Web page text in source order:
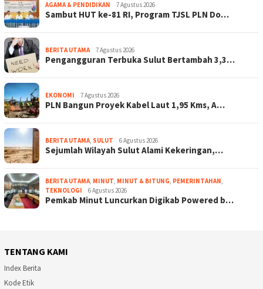
AGAMA & PENDIDIKAN 7 Agustus 2026
Sambut HUT ke-81 RI, Program TJSL PLN Do…
BERITA UTAMA 7 Agustus 2026
Pengangguran Terbuka Sulut Bertambah 3,3…
EKONOMI 7 Agustus 2026
PLN Bangun Proyek Kabel Laut 1,95 Kms, A…
BERITA UTAMA, SULUT 6 Agustus 2026
Sejumlah Wilayah Sulut Alami Kekeringan,…
BERITA UTAMA, MINUT, MINUT & BITUNG, PEMERINTAHAN,
TEKNOLOGI
6 Agustus 2026
Pemkab Minut Luncurkan Digikab Powered b…
TENTANG KAMI
Index Berita
Kode Etik